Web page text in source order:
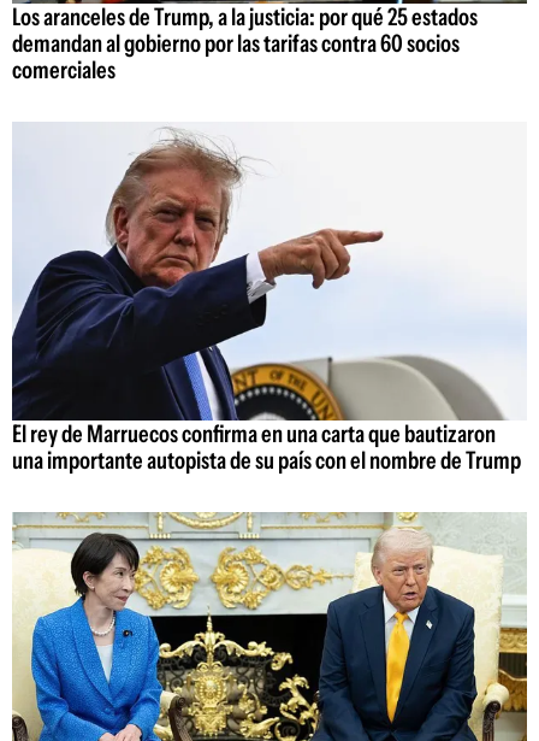
Los aranceles de Trump, a la justicia: por qué 25 estados
demandan al gobierno por las tarifas contra 60 socios
comerciales
El rey de Marruecos confirma en una carta que bautizaron
una importante autopista de su país con el nombre de Trump